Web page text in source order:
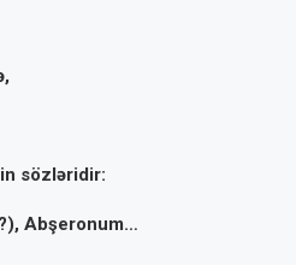
sözləridir:
Abşero­num…